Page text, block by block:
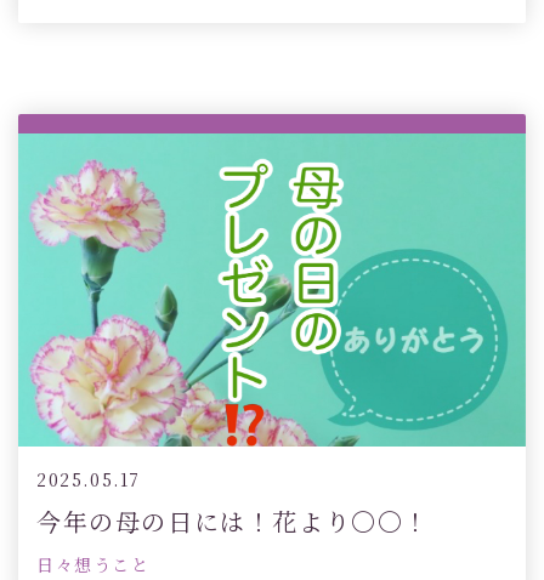
今年の母の日には！花より〇〇！
2025.05.17
日々想うこと